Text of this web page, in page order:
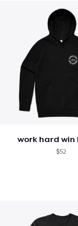
work hard win
$52